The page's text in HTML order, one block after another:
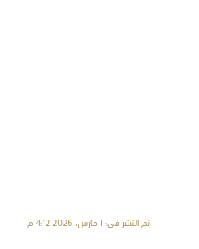
تم النشر في: 1 مارس، 2026 4:12 م